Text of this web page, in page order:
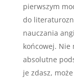
pierwszym
do
nauczania
końcowej. Nie
absolutne
je zdasz,